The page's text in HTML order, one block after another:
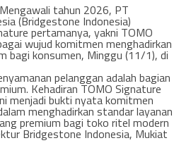
tahun 2026, PT
(Bridgestone Indonesia)
pertamanya, yakni TOMO
wujud komitmen menghadirkan
bagi konsumen, Minggu (11/1), di
pelanggan adalah bagian
Kehadiran TOMO Signature
menjadi bukti nyata komitmen
menghadirkan standar layanan
premium bagi toko ritel modern
Bridgestone Indonesia, Mukiat